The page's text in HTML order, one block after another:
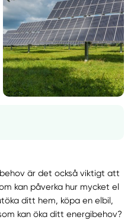
är det också viktigt att
kan påverka hur mycket el
ditt hem, köpa en elbil,
kan öka ditt energibehov?